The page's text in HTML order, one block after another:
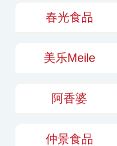
春光食品
美乐Meile
阿香婆
仲景食品